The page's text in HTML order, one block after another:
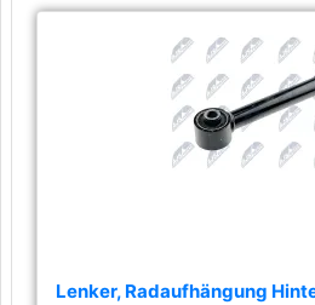
Lenker, Radaufhängung